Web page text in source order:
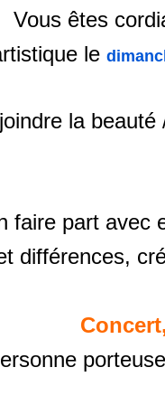
Vous êtes
le
la
faire part avec
différences,